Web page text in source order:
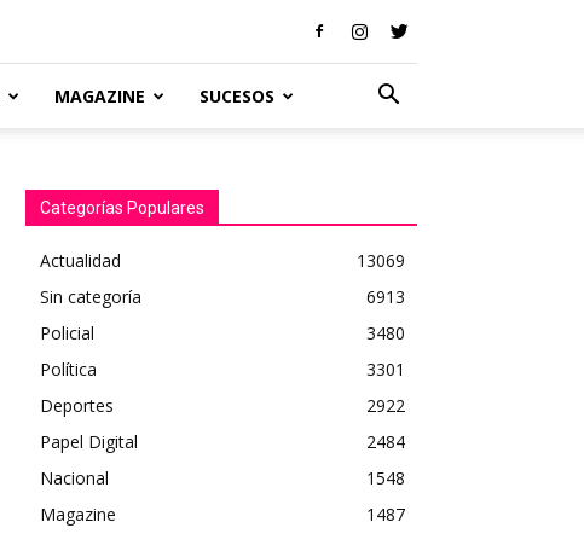
MAGAZINE SUCESOS
Categorías Populares
Actualidad
13069
Sin categoría
6913
Policial
3480
Política
3301
Deportes
2922
Papel Digital
2484
Nacional
1548
Magazine
1487